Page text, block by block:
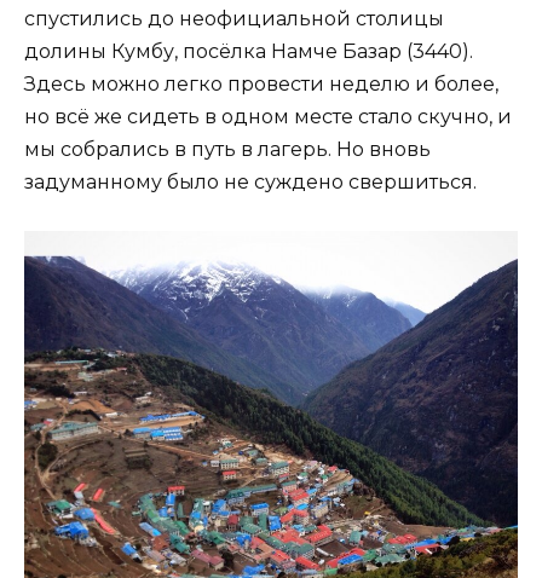
спустились до неофициальной столицы
долины Кумбу, посёлка Намче Базар (3440).
Здесь можно легко провести неделю и более,
но всё же сидеть в одном месте стало скучно, и
мы собрались в путь в лагерь. Но вновь
задуманному было не суждено свершиться.